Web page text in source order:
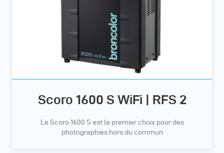
Scoro 1600 S WiFi | RFS 2
Le Scoro 1600 S est le premier choix pour des
photographies hors du commun